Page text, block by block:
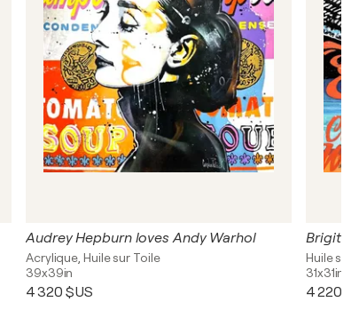
Audrey Hepburn loves Andy Warhol
Acrylique, Huile sur Toile
39x39in
4 320 $US
Brigitte
Huile sur
31x31in
4 220